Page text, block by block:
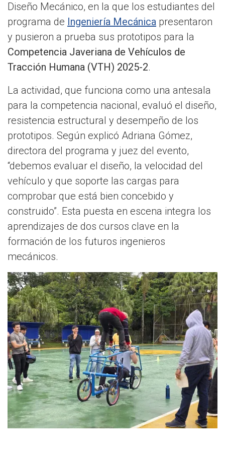
Diseño Mecánico, en la que los estudiantes del
programa de Ingeniería Mecánica presentaron
y pusieron a prueba sus prototipos para la
Competencia Javeriana de Vehículos de
Tracción Humana (VTH) 2025-2.
La actividad, que funciona como una antesala
para la competencia nacional, evaluó el diseño,
resistencia estructural y desempeño de los
prototipos. Según explicó Adriana Gómez,
directora del programa y juez del evento,
“debemos evaluar el diseño, la velocidad del
vehículo y que soporte las cargas para
comprobar que está bien concebido y
construido”. Esta puesta en escena integra los
aprendizajes de dos cursos clave en la
formación de los futuros ingenieros
mecánicos.